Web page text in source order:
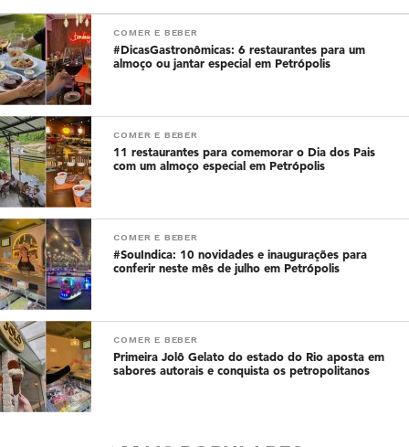
COMER E BEBER
#DicasGastronômicas: 6 restaurantes para um
almoço ou jantar especial em Petrópolis
COMER E BEBER
11 restaurantes para comemorar o Dia dos Pais
com um almoço especial em Petrópolis
COMER E BEBER
#SouIndica: 10 novidades e inaugurações para
conferir neste mês de julho em Petrópolis
COMER E BEBER
Primeira Jolô Gelato do estado do Rio aposta em
sabores autorais e conquista os petropolitanos